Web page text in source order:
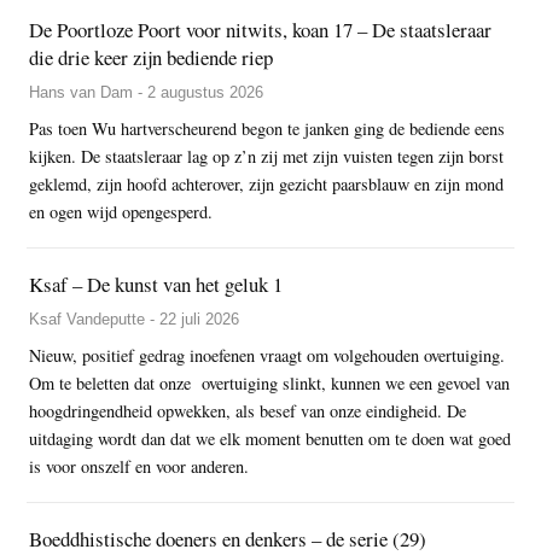
De Poortloze Poort voor nitwits, koan 17 – De staatsleraar
die drie keer zijn bediende riep
Hans van Dam - 2 augustus 2026
Pas toen Wu hartverscheurend begon te janken ging de bediende eens
kijken. De staatsleraar lag op z’n zij met zijn vuisten tegen zijn borst
geklemd, zijn hoofd achterover, zijn gezicht paarsblauw en zijn mond
en ogen wijd opengesperd.
Ksaf – De kunst van het geluk 1
Ksaf Vandeputte - 22 juli 2026
Nieuw, positief gedrag inoefenen vraagt om volgehouden overtuiging.
Om te beletten dat onze overtuiging slinkt, kunnen we een gevoel van
hoogdringendheid opwekken, als besef van onze eindigheid. De
uitdaging wordt dan dat we elk moment benutten om te doen wat goed
is voor onszelf en voor anderen.
Boeddhistische doeners en denkers – de serie (29)